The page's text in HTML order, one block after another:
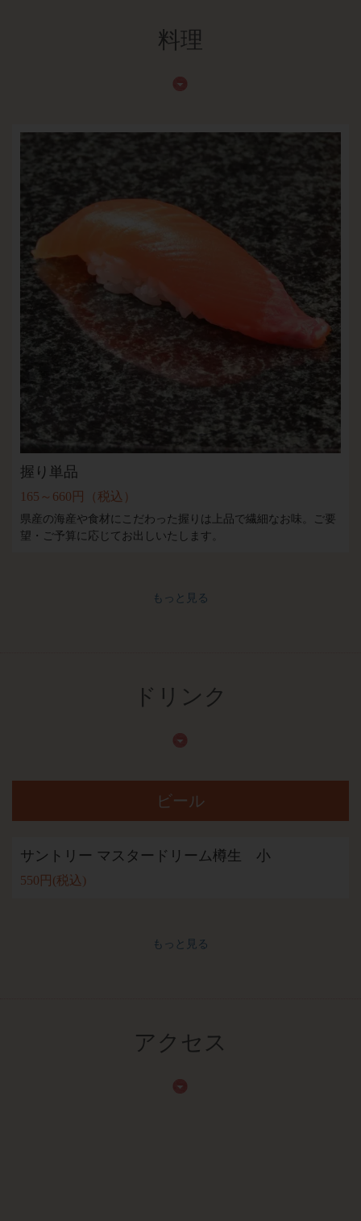
料理
握り単品
165～660円（税込）
県産の海産や食材にこだわった握りは上品で繊細なお味。ご要
望・ご予算に応じてお出しいたします。
もっと見る
ドリンク
ビール
サントリー マスタードリーム樽生 小
550円 (税込)
もっと見る
アクセス